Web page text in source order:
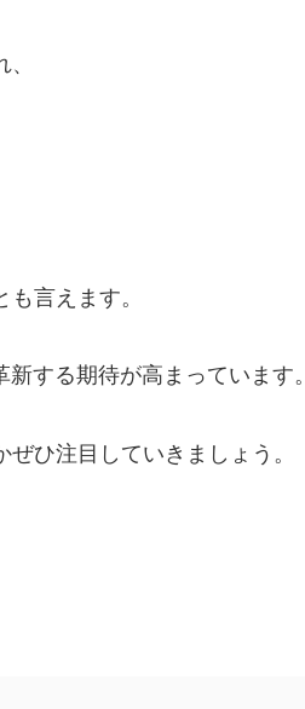
言えます。
する期待が高まっています。
ひ注目していきましょう。